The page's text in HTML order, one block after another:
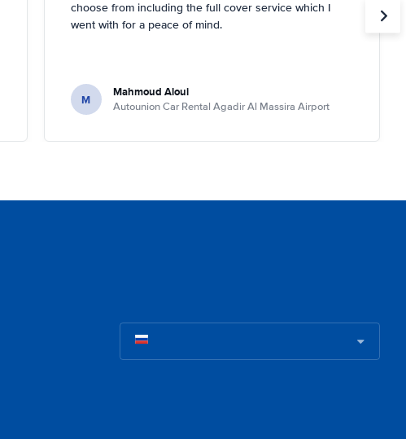
choose from including the full cover service which I
went with for a peace of mind.
M Mahmoud Aloui
Autounion Car Rental Agadir Al Massira Airport